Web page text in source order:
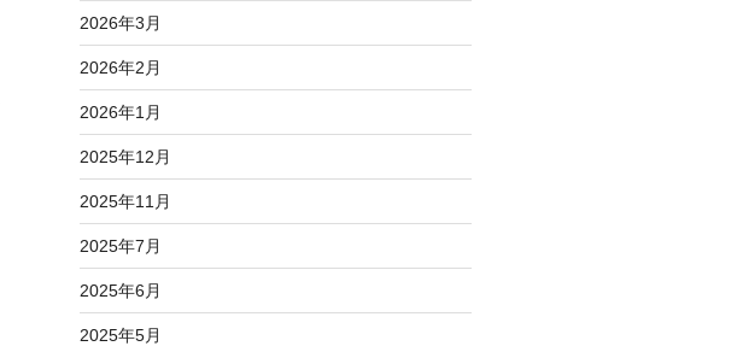
2026年3月
2026年2月
2026年1月
2025年12月
2025年11月
2025年7月
2025年6月
2025年5月